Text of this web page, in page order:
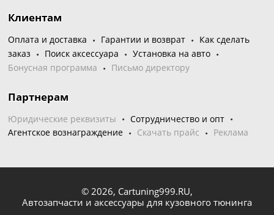
Клиентам
Оплата и доставка Гарантии и возврат
Как сделать
заказ
Поиск аксессуара
Установка на авто
Бонусная программа
Письмо директору
Партнерам
Юридические реквизиты
Сотрудничество и опт
Агентское вознаграждение
Скачать прайс Реклама
© 2026, Cartuning999.RU,
Автозапчасти и аксессуары для кузовного тюнинга